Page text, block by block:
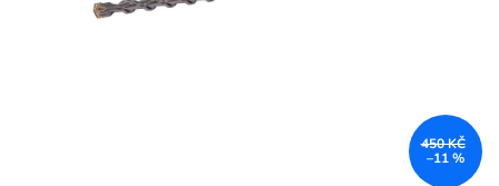
450 KČ
–11 %